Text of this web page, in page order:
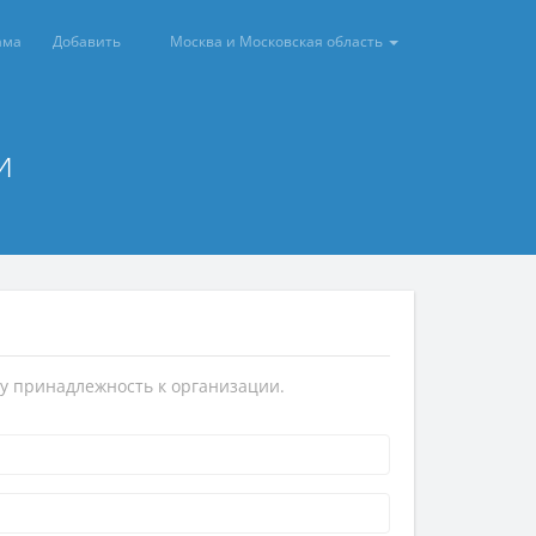
Москва и Московская область
Добавить
к организации.